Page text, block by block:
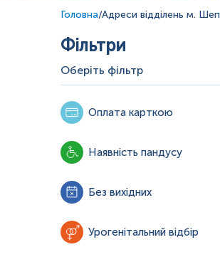
Головна/Адреси відділень м.
Фільтри
Оберіть фільтр
Оплата карткою
Наявність пандусу
Без вихідних
Урогенітальний відбір